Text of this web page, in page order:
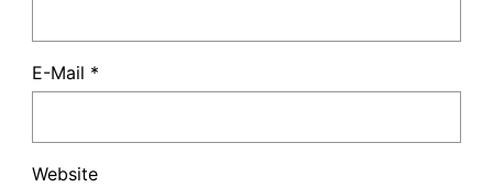
E-Mail *
Website